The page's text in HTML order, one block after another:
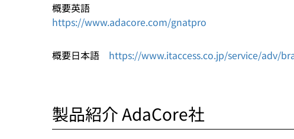
概要英語
https://www.adacore.com/gnatpro
概要日本語 https://www.itaccess.co.jp/service/adv/
製品紹介 AdaCore社